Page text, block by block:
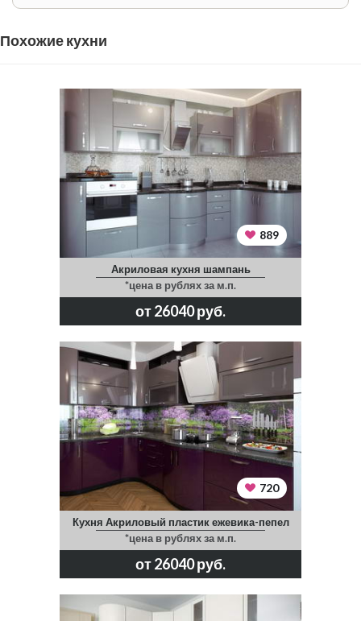
Похожие кухни
889
Акриловая кухня шампань
*цена в рублях за м.п.
от 26040 руб.
720
Кухня Акриловый пластик ежевика-пепел
*цена в рублях за м.п.
от 26040 руб.